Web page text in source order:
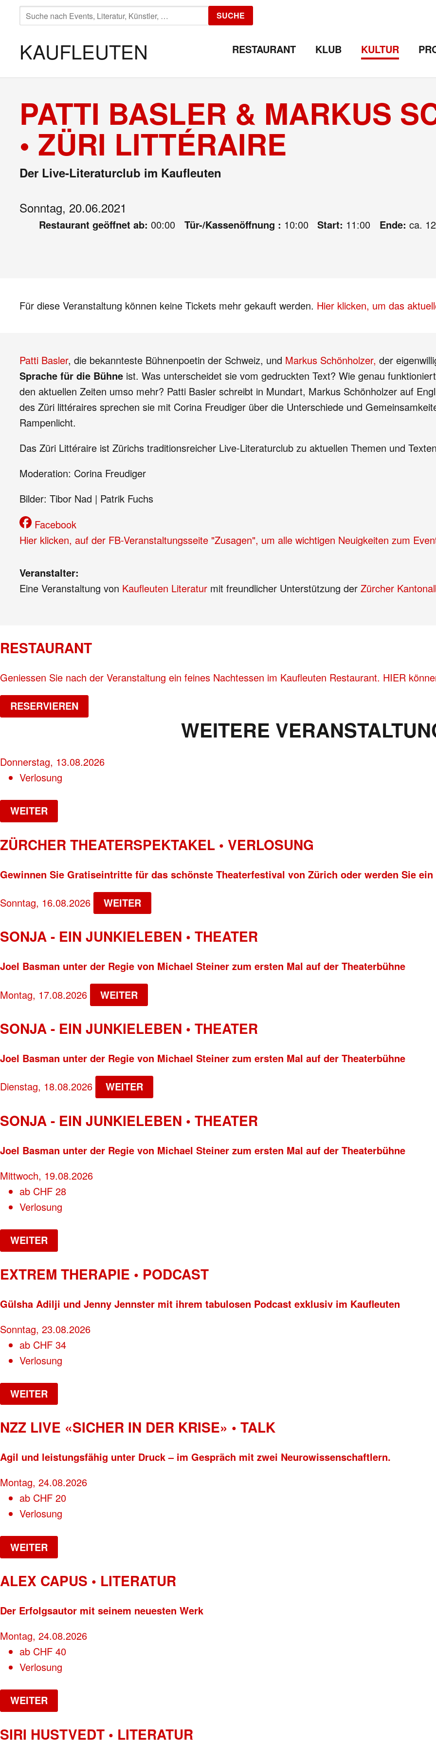
SUCHE
NACH:
SUCHE
KAUFLEUTEN RESTAURANT KLUB KULTUR
PATTI BASLER & MARKUS
• ZÜRI LITTÉRAIRE
Der Live-Literaturclub im Kaufleuten
Sonntag, 20.06.2021
Restaurant geöffnet ab: 00:00 Tür-/Kassenöffnung : 10:00 Start: 11:00 Ende: ca.
Für diese Veranstaltung können keine Tickets mehr gekauft werden. Hier klicken, um das
Patti Basler, die bekannteste Bühnenpoetin der Schweiz, und Markus Schönholzer, der
Sprache für die Bühne ist. Was unterscheidet sie vom gedruckten Text? Wie genau
den aktuellen Zeiten umso mehr? Patti Basler schreibt in Mundart, Markus Schönholzer auf
des Züri littéraires sprechen sie mit Corina Freudiger über die Unterschiede und
Rampenlicht.
Das Züri Littéraire ist Zürichs traditionsreicher Live-Literaturclub zu aktuellen Themen und
Moderation: Corina Freudiger
Bilder: Tibor Nad | Patrik Fuchs
Facebook
Hier klicken, auf der FB-Veranstaltungsseite "Zusagen", um alle wichtigen Neuigkeiten zum
Veranstalter:
Eine Veranstaltung von Kaufleuten Literatur mit freundlicher Unterstützung der Zürcher
RESTAURANT
Geniessen Sie nach der Veranstaltung ein feines Nachtessen im Kaufleuten Restaurant. HIER
RESERVIEREN
WEITERE
Donnerstag, 13.08.2026
Verlosung
WEITER
ZÜRCHER THEATERSPEKTAKEL • VERLOSUNG
Gewinnen Sie Gratiseintritte für das schönste Theaterfestival von Zürich oder werden Sie
Sonntag, 16.08.2026 WEITER
SONJA - EIN JUNKIELEBEN • THEATER
Joel Basman unter der Regie von Michael Steiner zum ersten Mal auf der Theaterbühne
Montag, 17.08.2026 WEITER
SONJA - EIN JUNKIELEBEN • THEATER
Joel Basman unter der Regie von Michael Steiner zum ersten Mal auf der Theaterbühne
Dienstag, 18.08.2026 WEITER
SONJA - EIN JUNKIELEBEN • THEATER
Joel Basman unter der Regie von Michael Steiner zum ersten Mal auf der Theaterbühne
Mittwoch, 19.08.2026
ab CHF 28
Verlosung
WEITER
EXTREM THERAPIE • PODCAST
Gülsha Adilji und Jenny Jennster mit ihrem tabulosen Podcast exklusiv im Kaufleuten
Sonntag, 23.08.2026
ab CHF 34
Verlosung
WEITER
NZZ LIVE «SICHER IN DER KRISE» • TALK
Agil und leistungsfähig unter Druck – im Gespräch mit zwei Neurowissenschaftlern.
Montag, 24.08.2026
ab CHF 20
Verlosung
WEITER
ALEX CAPUS • LITERATUR
Der Erfolgsautor mit seinem neuesten Werk
Montag, 24.08.2026
ab CHF 40
Verlosung
WEITER
SIRI HUSTVEDT • LITERATUR